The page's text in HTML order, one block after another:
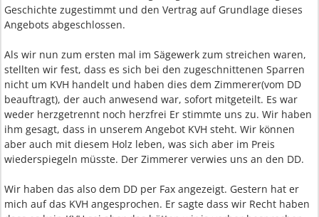
Geschichte zugestimmt und den Vertrag auf Grundlage dieses
Angebots abgeschlossen.
Als wir nun zum ersten mal im Sägewerk zum streichen waren,
stellten wir fest, dass es sich bei den zugeschnittenen Sparren
nicht um KVH handelt und haben dies dem Zimmerer(vom DD
beauftragt), der auch anwesend war, sofort mitgeteilt. Es war
weder herzgetrennt noch herzfrei Er stimmte uns zu. Wir haben
ihm gesagt, dass in unserem Angebot KVH steht. Wir können
aber auch mit diesem Holz leben, was sich aber im Preis
wiederspiegeln müsste. Der Zimmerer verwies uns an den DD.
Wir haben das also dem DD per Fax angezeigt. Gestern hat er
mich auf das KVH angesprochen. Er sagte dass wir Recht haben